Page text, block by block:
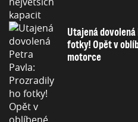
Utajená
fotky! Opět v
motorce